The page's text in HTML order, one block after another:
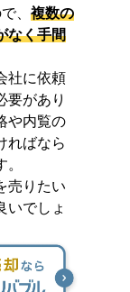
、 複数の
なく手間
社に依頼
要があり
や内覧の
ればなら
売りたい
いでしょ